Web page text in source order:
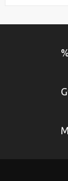
Görüş ve
Ürün